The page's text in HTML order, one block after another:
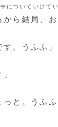
についていけて
ら結局、
。うふふ」
と。うふふ